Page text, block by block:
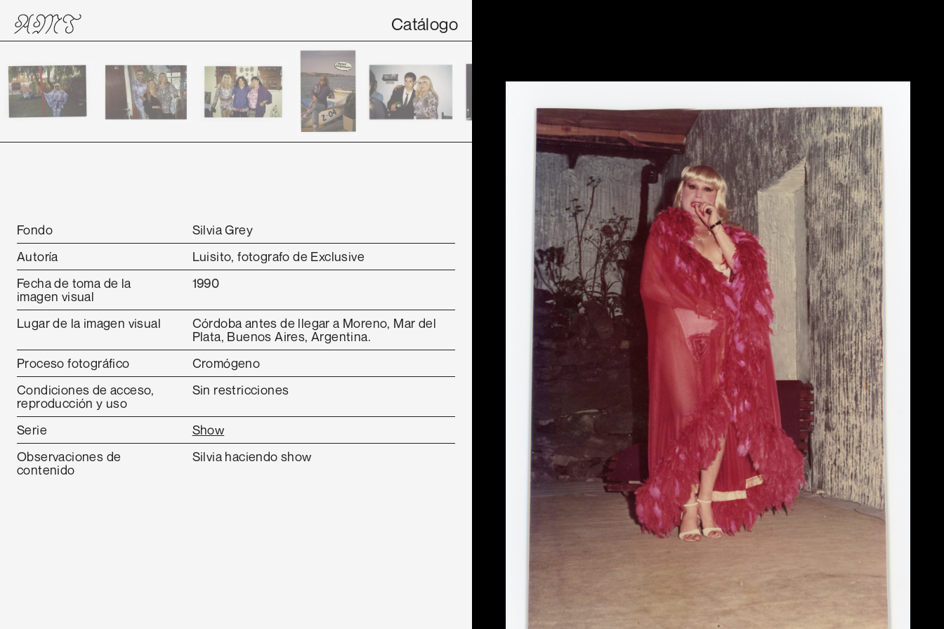
Catálogo
Fondo
Silvia Grey
Autoría
Luisito, fotografo de Exclusive
Fecha de toma de la
imagen visual
1990
Lugar de la imagen visual
Córdoba antes de llegar a Moreno, Mar del
Plata, Buenos Aires, Argentina.
Proceso fotográfico
Cromógeno
Condiciones de acceso,
reproducción y uso
Sin restricciones
Serie
Show
Observaciones de
contenido
Silvia haciendo show